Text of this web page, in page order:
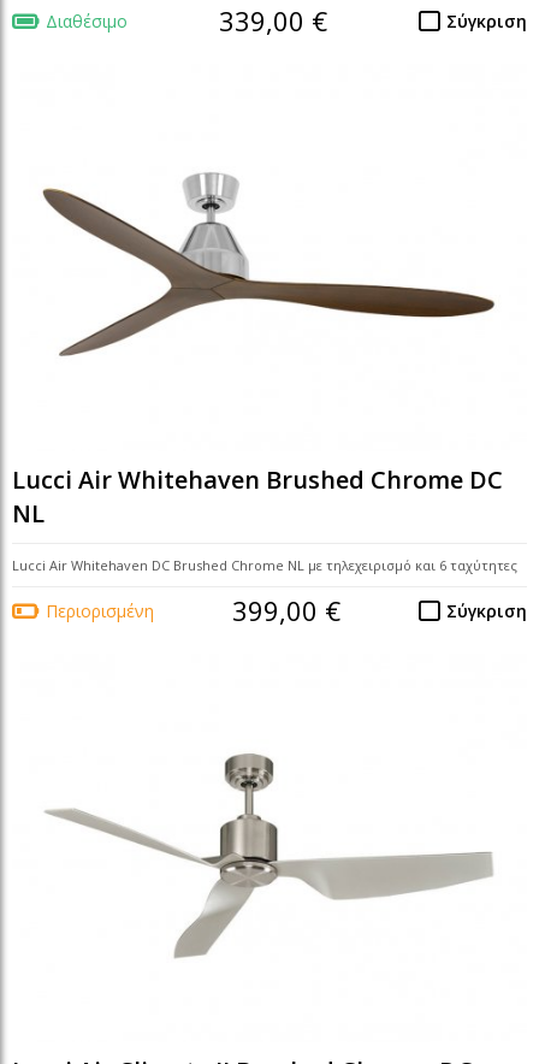
Διαθέσιμο Σύγκριση
339,00 €
Lucci Air Whitehaven Brushed Chrome DC
NL
Lucci Air Whitehaven DC Brushed Chrome NL με τηλεχειρισμό και 6 ταχύτητες
Περιορισμένη Σύγκριση
399,00 €